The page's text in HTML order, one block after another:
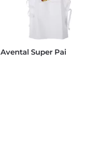
Avental Super Pai